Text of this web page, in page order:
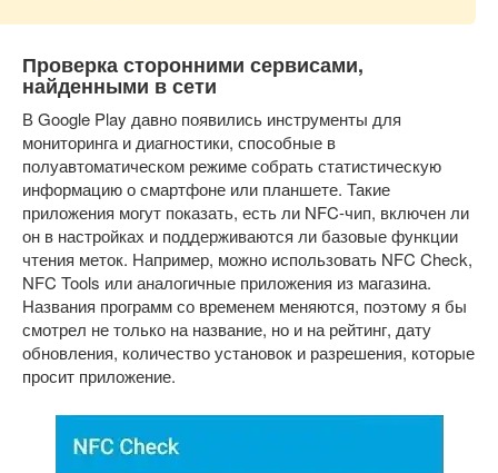
Проверка сторонними сервисами,
найденными в сети
В Google Play давно появились инструменты для
мониторинга и диагностики, способные в
полуавтоматическом режиме собрать статистическую
информацию о смартфоне или планшете. Такие
приложения могут показать, есть ли NFC-чип, включен ли
он в настройках и поддерживаются ли базовые функции
чтения меток. Например, можно использовать NFC Check,
NFC Tools или аналогичные приложения из магазина.
Названия программ со временем меняются, поэтому я бы
смотрел не только на название, но и на рейтинг, дату
обновления, количество установок и разрешения, которые
просит приложение.